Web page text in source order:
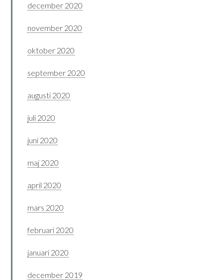
december 2020
november 2020
oktober 2020
september 2020
augusti 2020
juli 2020
juni 2020
maj 2020
april 2020
mars 2020
februari 2020
januari 2020
december 2019